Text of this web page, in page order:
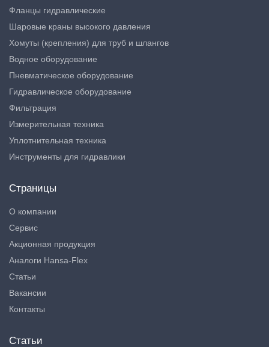
Фланцы гидравлические
Шаровые краны высокого давления
Хомуты (крепления) для труб и шлангов
Водное оборудование
Пневматическое оборудование
Гидравлическое оборудование
Фильтрация
Измерительная техника
Уплотнительная техника
Инструменты для гидравлики
Страницы
О компании
Сервис
Акционная продукция
Аналоги Hansa-Flex
Статьи
Вакансии
Контакты
Статьи